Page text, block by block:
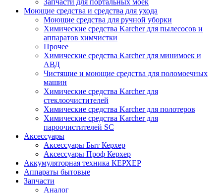
Запчасти для портальных моек
Моющие средства и средства для ухода
Моющие средства для ручной уборки
Химические средства Karcher для пылесосов и
аппаратов химчистки
Прочее
Химические средства Karcher для минимоек и
АВД
Чистящие и моющие средства для поломоечных
машин
Химические средства Karcher для
стеклоочистителей
Химические средства Karcher для полотеров
Химические средства Karcher для
пароочистителей SC
Аксессуары
Аксессуары Быт Керхер
Аксессуары Проф Керхер
Аккумуляторная техника КЕРХЕР
Аппараты бытовые
Запчасти
Аналог